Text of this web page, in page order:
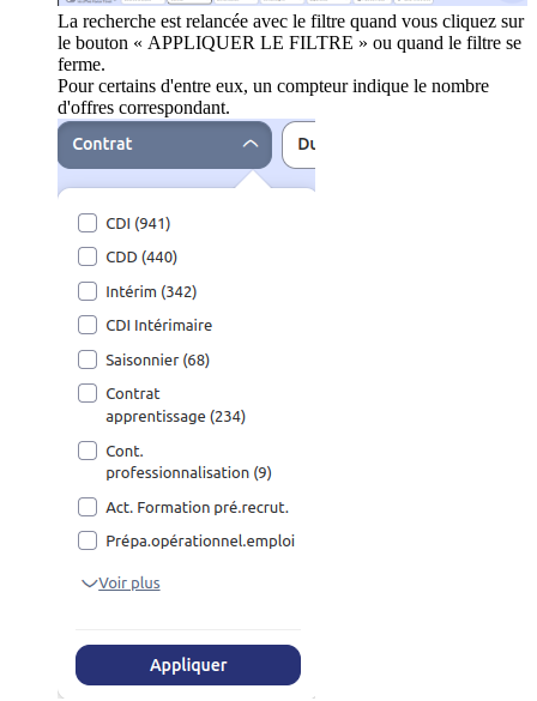
La recherche est relancée avec le filtre quand vous cliquez sur
le bouton « APPLIQUER LE FILTRE » ou quand le filtre se
ferme.
Pour certains d'entre eux, un compteur indique le nombre
d'offres correspondant.